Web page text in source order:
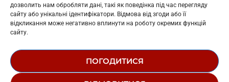
дозволить нам обробляти дані, такі як поведінка під час перегляду
сайту або унікальні ідентифікатори. Відмова від згоди або її
відкликання може негативно вплинути на роботу окремих функцій
сайту.
ПОГОДИТИСЯ
© 1995-2026 РК «ЗАХІДНИЙ ПОЛЮС»